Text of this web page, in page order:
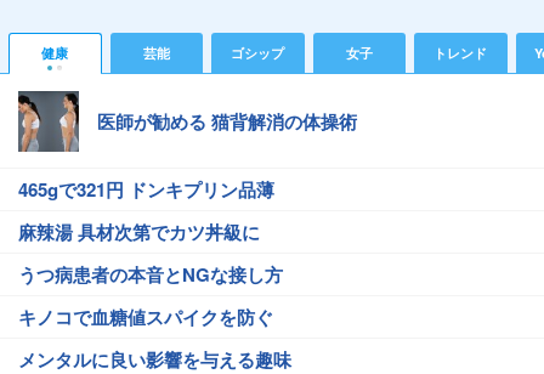
健康 芸能 ゴシップ 女子 トレンド
医師が勧める 猫背解消の体操術
465gで321円 ドンキプリン品薄
麻辣湯 具材次第でカツ丼級に
うつ病患者の本音とNGな接し方
キノコで血糖値スパイクを防ぐ
メンタルに良い影響を与える趣味